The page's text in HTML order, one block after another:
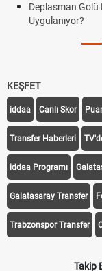
Deplasman Golü
Uygulanıyor?
KEŞFET
iddaa Canlı Skor
Transfer Haberleri
iddaa Programı
Galatasaray Transfer
Trabzonspor Transfer
Takip